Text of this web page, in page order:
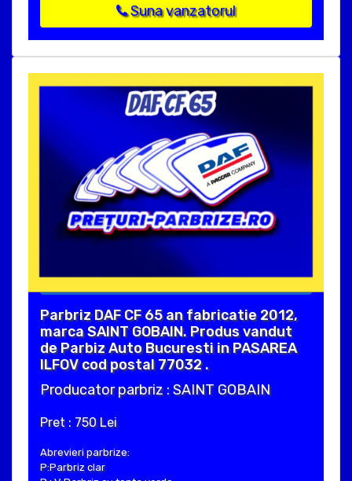
Suna vanzatorul
Parbriz DAF CF 65 an fabricatie 2012,
marca SAINT GOBAIN. Produs vandut
de Parbiz Auto Bucuresti in PASAREA
ILFOV cod postal 77032 .
Producator parbriz : SAINT GOBAIN
Pret : 750 Lei
Abrevieri parbrize:
P:Parbriz clar